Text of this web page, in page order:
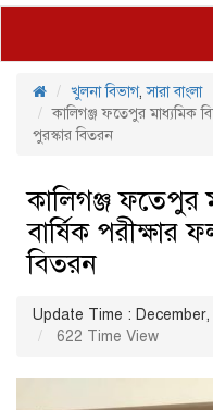
খুলনা বিভাগ,সারা বাংলা
কালিগঞ্জ ফতেপুর মাধ্যমিক
পুরস্কার বিতরন
কালিগঞ্জ ফতেপুর
বার্ষিক পরীক্ষার
বিতরন
Update Time :
622 Time View